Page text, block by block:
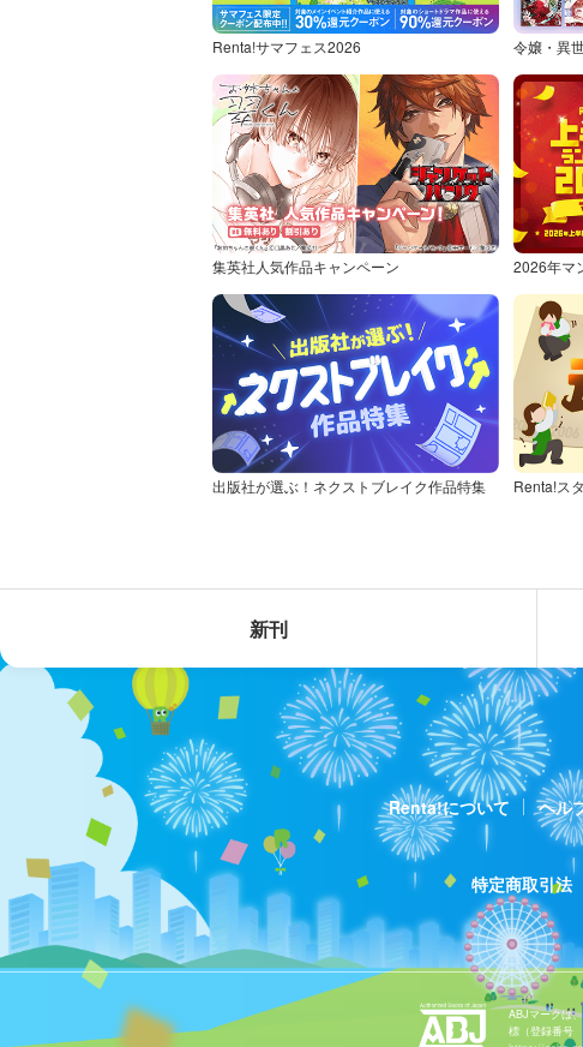
Renta!サマフェス2026 令嬢・異
集英社人気作品キャンペーン 2026年マ
出版社が選ぶ！ネクストブレイク作品特集 Renta!ス
新刊
Renta!について ヘル
特定商取引法
ABJマークは
標（登録番号